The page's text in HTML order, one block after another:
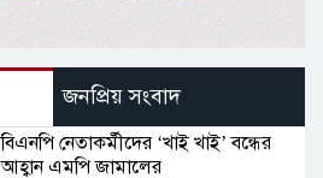
জনপ্রিয় সংবাদ
বিএনপি নেতাকর্মীদের ‘খাই খাই’ বন্ধের
আহ্বান এমপি জামালের